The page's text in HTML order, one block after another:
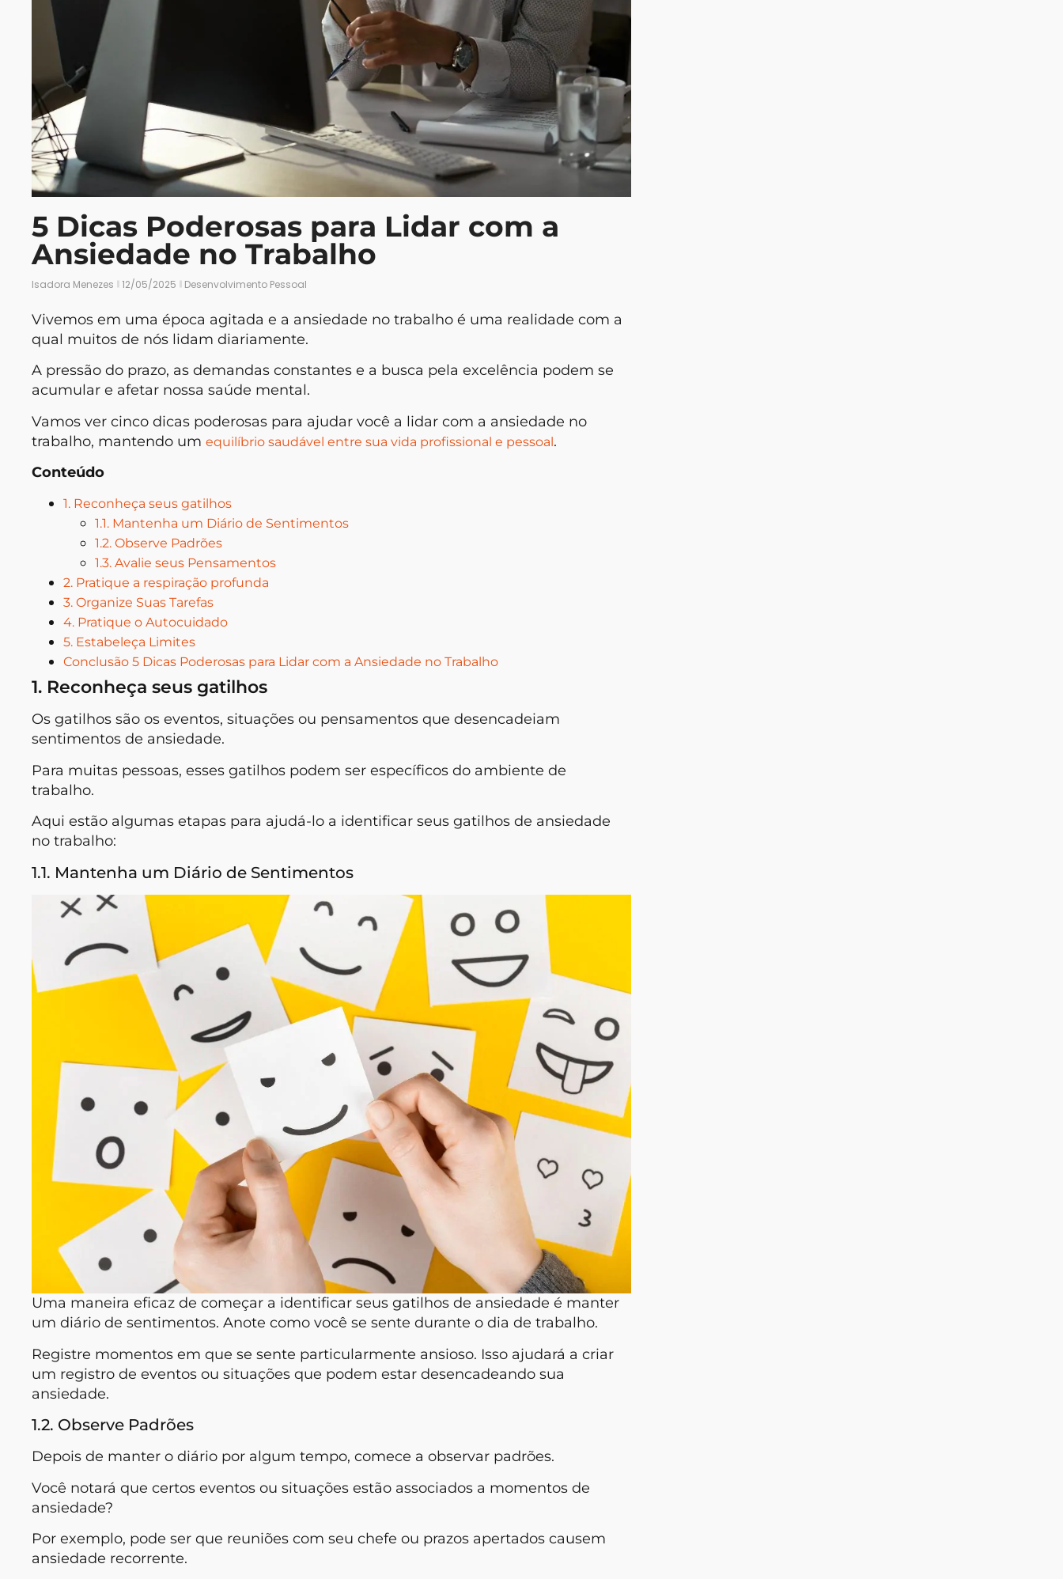
5 Dicas Poderosas para Lidar com a
Ansiedade no Trabalho
Isadora Menezes 12/05/2025 Desenvolvimento Pessoal
Vivemos em uma época agitada e a ansiedade no trabalho é uma realidade com a
qual muitos de nós lidam diariamente.
A pressão do prazo, as demandas constantes e a busca pela excelência podem se
acumular e afetar nossa saúde mental.
Vamos ver cinco dicas poderosas para ajudar você a lidar com a ansiedade no
trabalho, mantendo um equilíbrio saudável entre sua vida profissional e pessoal.
Conteúdo
1. Reconheça seus gatilhos
1.1. Mantenha um Diário de Sentimentos
1.2. Observe Padrões
1.3. Avalie seus Pensamentos
2. Pratique a respiração profunda
3. Organize Suas Tarefas
4. Pratique o Autocuidado
5. Estabeleça Limites
Conclusão 5 Dicas Poderosas para Lidar com a Ansiedade no Trabalho
1. Reconheça seus gatilhos
Os gatilhos são os eventos, situações ou pensamentos que desencadeiam
sentimentos de ansiedade.
Para muitas pessoas, esses gatilhos podem ser específicos do ambiente de
trabalho.
Aqui estão algumas etapas para ajudá-lo a identificar seus gatilhos de ansiedade
no trabalho:
1.1. Mantenha um Diário de Sentimentos
Uma maneira eficaz de começar a identificar seus gatilhos de ansiedade é manter
um diário de sentimentos. Anote como você se sente durante o dia de trabalho.
Registre momentos em que se sente particularmente ansioso. Isso ajudará a criar
um registro de eventos ou situações que podem estar desencadeando sua
ansiedade.
1.2. Observe Padrões
Depois de manter o diário por algum tempo, comece a observar padrões.
Você notará que certos eventos ou situações estão associados a momentos de
ansiedade?
Por exemplo, pode ser que reuniões com seu chefe ou prazos apertados causem
ansiedade recorrente.